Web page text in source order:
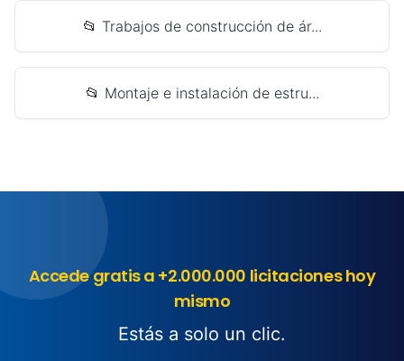
📂 Trabajos de construcción de ár...
📂 Montaje e instalación de estru...
Accede gratis a +2.000.000 licitaciones hoy
mismo
Estás a solo un clic.